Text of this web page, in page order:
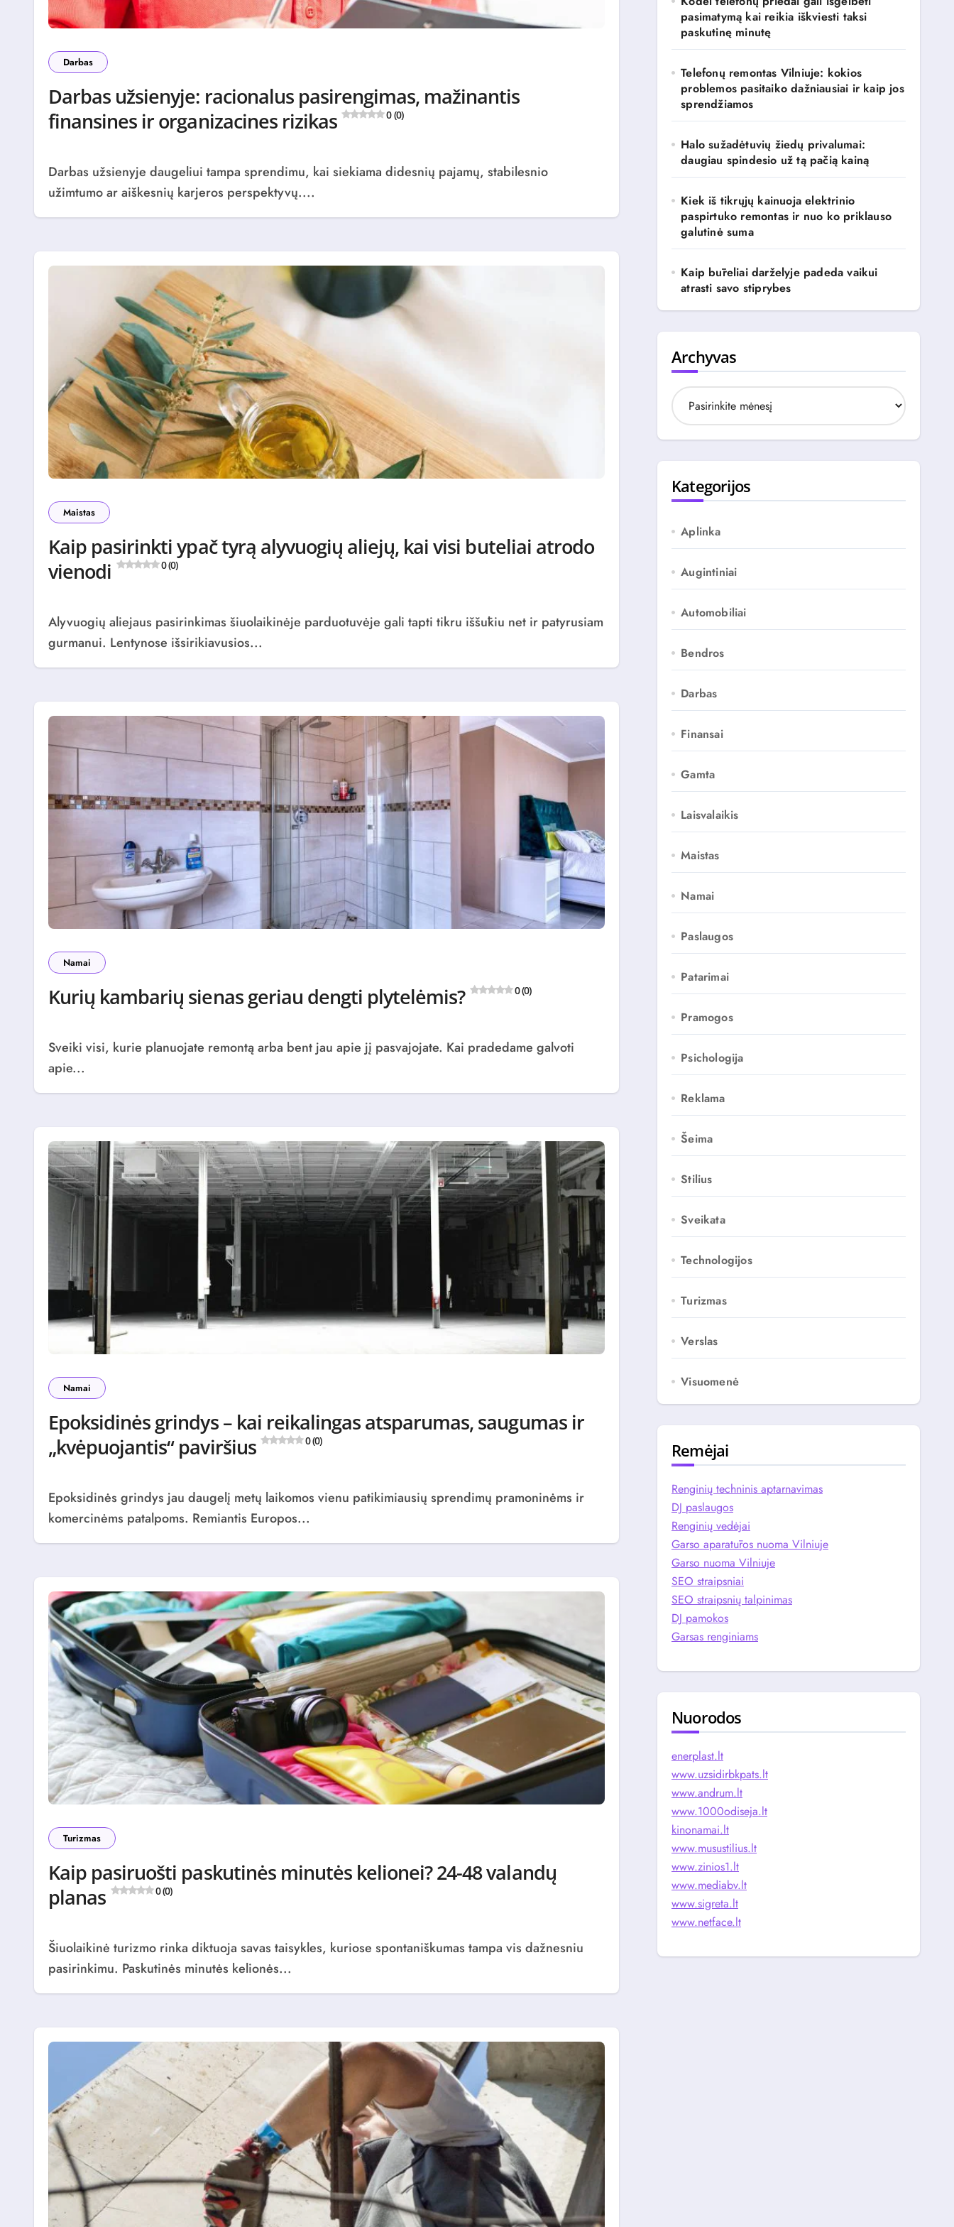
Darbas
Darbas užsienyje: racionalus pasirengimas, mažinantis
finansines ir organizacines rizikas
0 (0)
Darbas užsienyje daugeliui tampa sprendimu, kai siekiama didesnių pajamų, stabilesnio
užimtumo ar aiškesnių karjeros perspektyvų....
Maistas
Kaip pasirinkti ypač tyrą alyvuogių aliejų, kai visi buteliai atrodo
vienodi
0 (0)
Alyvuogių aliejaus pasirinkimas šiuolaikinėje parduotuvėje gali tapti tikru iššūkiu net ir patyrusiam
gurmanui. Lentynose išsirikiavusios...
Namai
Kurių kambarių sienas geriau dengti plytelėmis? 0 (0)
Sveiki visi, kurie planuojate remontą arba bent jau apie jį pasvajojate. Kai pradedame galvoti
apie...
Namai
Epoksidinės grindys – kai reikalingas atsparumas, saugumas ir
„kvėpuojantis“ paviršius
0 (0)
Epoksidinės grindys jau daugelį metų laikomos vienu patikimiausių sprendimų pramoninėms ir
komercinėms patalpoms. Remiantis Europos...
Turizmas
Kaip pasiruošti paskutinės minutės kelionei? 24-48 valandų
planas
0 (0)
Šiuolaikinė turizmo rinka diktuoja savas taisykles, kuriose spontaniškumas tampa vis dažnesniu
pasirinkimu. Paskutinės minutės kelionės...
pasimatymą kai reikia iškviesti taksi
paskutinę minutę
Telefonų remontas Vilniuje: kokios
problemos pasitaiko dažniausiai ir kaip jos
sprendžiamos
Halo sužadėtuvių žiedų privalumai:
daugiau spindesio už tą pačią kainą
Kiek iš tikrųjų kainuoja elektrinio
paspirtuko remontas ir nuo ko priklauso
galutinė suma
Kaip būreliai darželyje padeda vaikui
atrasti savo stiprybes
Archyvas
A
r
h
a
s
Kategorijos
Aplinka
Augintiniai
Automobiliai
Bendros
Darbas
Finansai
Gamta
Laisvalaikis
Maistas
Namai
Paslaugos
Patarimai
Pramogos
Psichologija
Reklama
Šeima
Stilius
Sveikata
Technologijos
Turizmas
Verslas
Visuomenė
Remėjai
Renginių techninis aptarnavimas
DJ paslaugos
Renginių vedėjai
Garso aparatūros nuoma Vilniuje
Garso nuoma Vilniuje
SEO straipsniai
SEO straipsnių talpinimas
DJ pamokos
Garsas renginiams
Nuorodos
enerplast.lt
www.uzsidirbkpats.lt
www.andrum.lt
www.1000odiseja.lt
kinonamai.lt
www.musustilius.lt
www.zinios1.lt
www.mediabv.lt
www.sigreta.lt
www.netface.lt